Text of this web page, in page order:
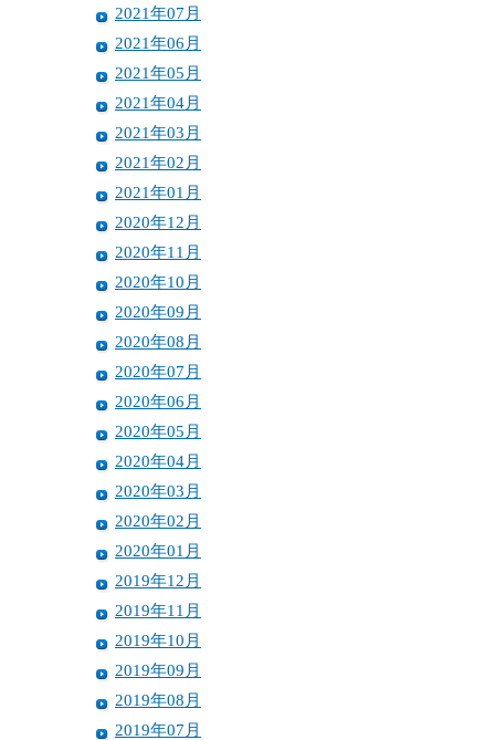
2021年07月
2021年06月
2021年05月
2021年04月
2021年03月
2021年02月
2021年01月
2020年12月
2020年11月
2020年10月
2020年09月
2020年08月
2020年07月
2020年06月
2020年05月
2020年04月
2020年03月
2020年02月
2020年01月
2019年12月
2019年11月
2019年10月
2019年09月
2019年08月
2019年07月